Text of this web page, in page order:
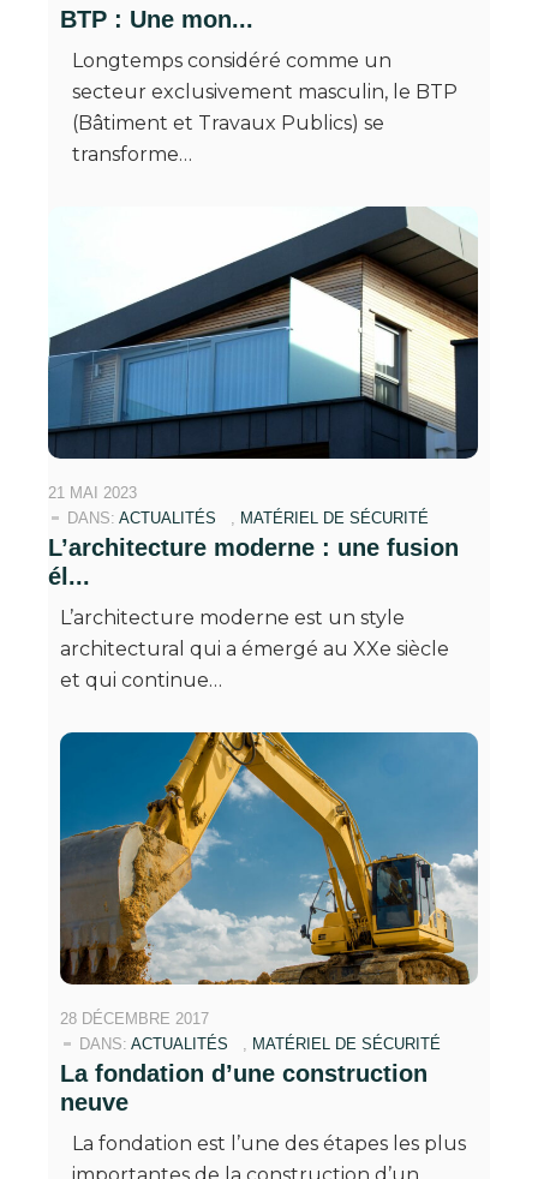
BTP : Une mon...
Longtemps considéré comme un
secteur exclusivement masculin, le BTP
(Bâtiment et Travaux Publics) se
transforme…
21 MAI 2023
DANS: ACTUALITÉS MATÉRIEL DE SÉCURITÉ
L’architecture moderne : une fusion
él...
L’architecture moderne est un style
architectural qui a émergé au XXe siècle
et qui continue…
28 DÉCEMBRE 2017
DANS: ACTUALITÉS MATÉRIEL DE SÉCURITÉ
La fondation d’une construction
neuve
La fondation est l’une des étapes les plus
importantes de la construction d’un